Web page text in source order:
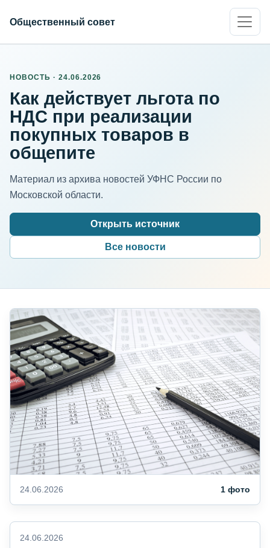
Общественный совет
НОВОСТЬ · 24.06.2026
Как действует льгота по
НДС при реализации
покупных товаров в
общепите
Материал из архива новостей УФНС России по
Московской области.
Открыть источник
Все новости
24.06.2026 1 фото
24.06.2026